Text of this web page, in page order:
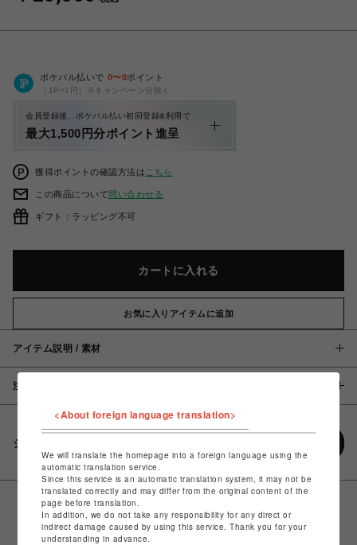
ポケパル払いで 0〜0ポイント
（1P=1円）※キャンペーン分除く
会員登録後、ポケパル払い初回登録&利用で
最大1,500円分ポイント進呈
獲得ポイントの確認方法は こちら
この商品について問い合わせる
ギフト：ラッピング不可
カートに入れる
お気に入りアイテムに追加
アイテム説明 / 素材
注意事項
シェアする
<About foreign language translation>
We will translate the homepage into a foreign language using the
automatic translation service.
Since this service is an automatic translation system, it may not be
translated correctly and may differ from the original content of the
page before translation.
In addition, we do not take any responsibility for any direct or
indirect damage caused by using this service. Thank you for your
understanding in advance.